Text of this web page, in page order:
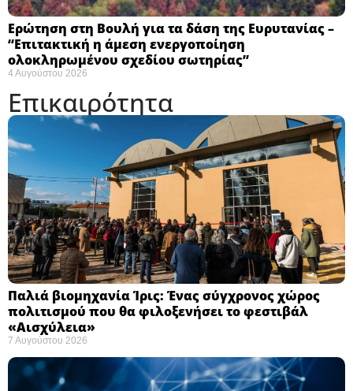
Ερώτηση στη Βουλή για τα δάση της Ευρυτανίας –
“Eπιτακτική η άμεση ενεργοποίηση
ολοκληρωμένου σχεδίου σωτηρίας”
4 Αυγούστου 2026
Επικαιρότητα
Παλιά βιομηχανία Ίρις: Ένας σύγχρονος χώρος
πολιτισμού που θα φιλοξενήσει το φεστιβάλ
«Αισχύλεια» ​
7 Αυγούστου 2026